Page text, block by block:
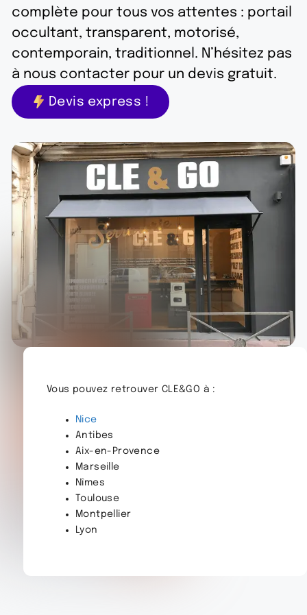
complète pour tous vos attentes : portail
occultant, transparent, motorisé,
contemporain, traditionnel. N’hésitez pas
à nous contacter pour un devis gratuit.
Devis express !
Vous pouvez retrouver CLE&GO à :
Nice
Antibes
Aix-en-Provence
Marseille
Nîmes
Toulouse
Montpellier
Lyon